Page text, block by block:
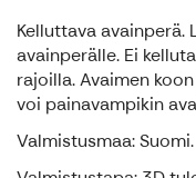
Kelluttava avainperä.
avainperälle. Ei
rajoilla. Avaimen
voi painavampikin
Valmistusmaa: Suomi.